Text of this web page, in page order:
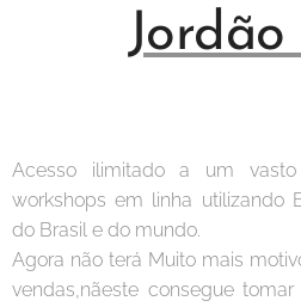
Jordão
Acesso ilimitado a um
workshops em linha utilizando
do Brasil e do mundo.
Agora não terá Muito mais
vendas,nãeste consegue